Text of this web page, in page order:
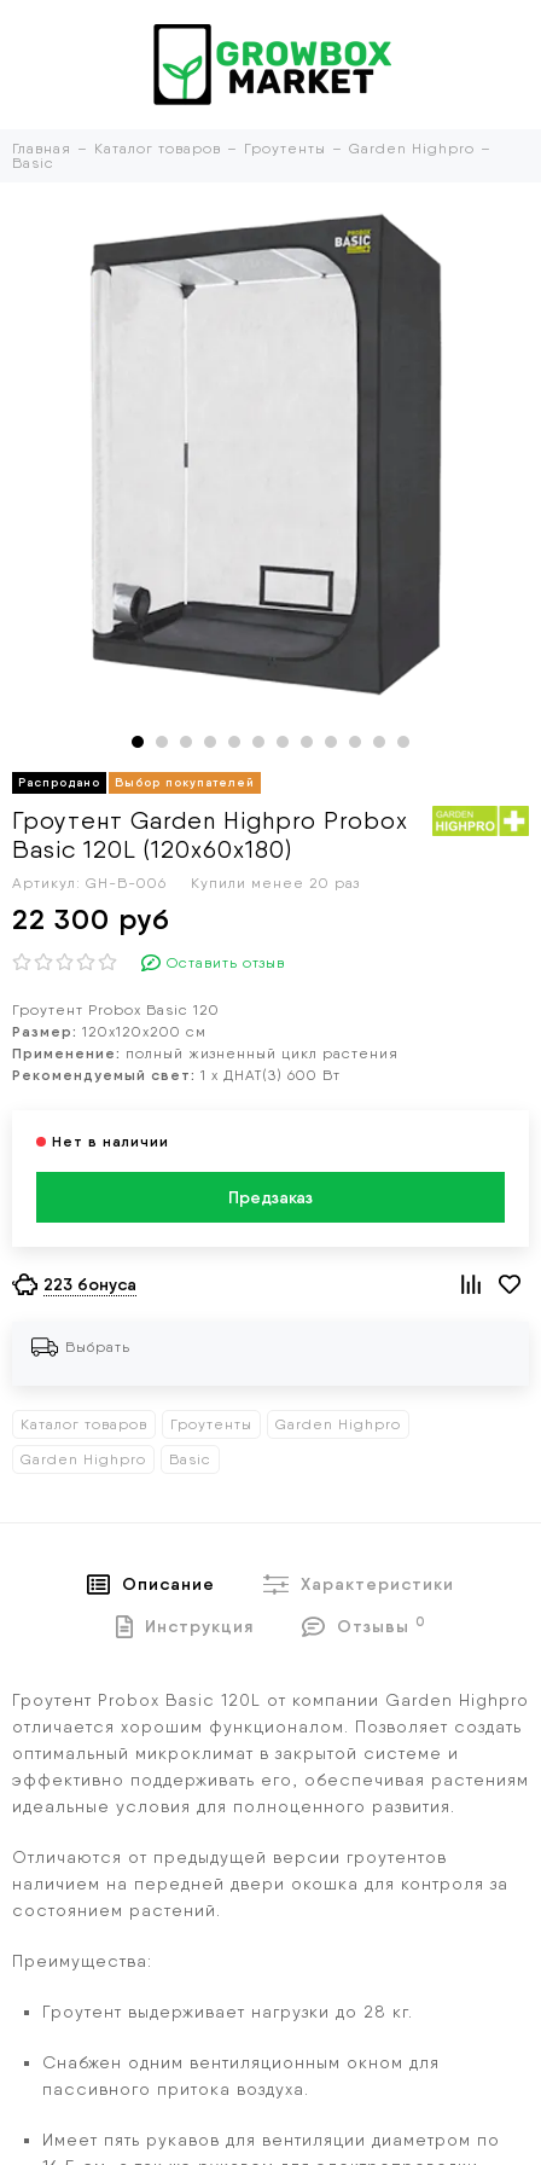
Главная Каталог товаров Гроутенты
Garden Highpro
Basic
Гроутент Garden Highpro Probox
Basic 120L (120х60х180)
Артикул: GH-B-006 Купили менее 20 раз
22 300 руб
Оставить отзыв
Гроутент Probox Basic 120
Размер: 120х120x200 см
Применение: полный жизненный цикл растения
Рекомендуемый свет: 1 х ДНАТ(З) 600 Вт
Предзаказ
223 бонуса
Выбрать
Каталог товаров Гроутенты Garden Highpro
Garden Highpro Basic
Описание
Характеристики
Инструкция
Отзывы 0
Гроутент Probox Basic 120L от компании Garden Highpro
отличается хорошим функционалом. Позволяет создать
оптимальный микроклимат в закрытой системе и
эффективно поддерживать его, обеспечивая растениям
идеальные условия для полноценного развития.
Отличаются от предыдущей версии гроутентов
наличием на передней двери окошка для контроля за
состоянием растений.
Преимущества:
Гроутент выдерживает нагрузки до 28 кг.
Снабжен одним вентиляционным окном для
пассивного притока воздуха.
Имеет пять рукавов для вентиляции диаметром по